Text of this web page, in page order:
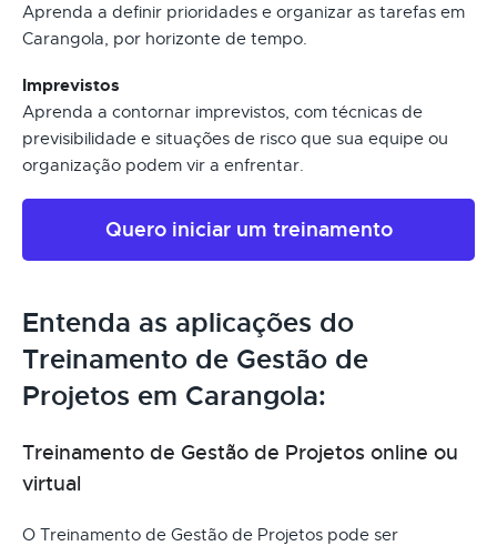
Aprenda a definir prioridades e organizar as tarefas em
Carangola, por horizonte de tempo.
Imprevistos
Aprenda a contornar imprevistos, com técnicas de
previsibilidade e situações de risco que sua equipe ou
organização podem vir a enfrentar.
Quero iniciar um treinamento
Entenda as aplicações do
Treinamento de Gestão de
Projetos em Carangola:
Treinamento de Gestão de Projetos online ou
virtual
O Treinamento de Gestão de Projetos pode ser